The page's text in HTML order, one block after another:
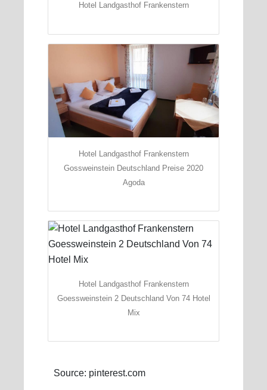
Hotel Landgasthof Frankenstern
Hotel Landgasthof Frankenstern
Gossweinstein Deutschland Preise 2020
Agoda
Hotel Landgasthof Frankenstern
Goessweinstein 2 Deutschland Von 74 Hotel
Mix
Source: pinterest.com